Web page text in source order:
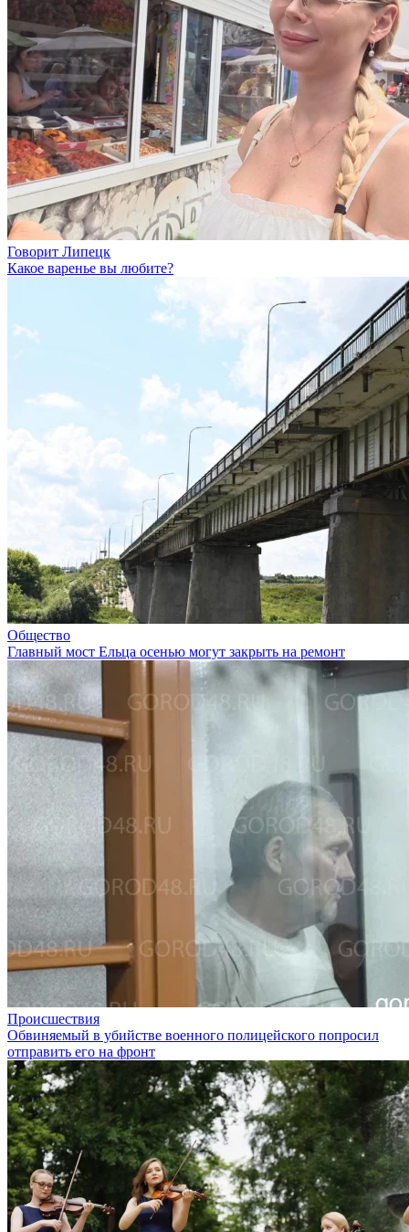
Говорит Липецк
Какое варенье вы любите?
Общество
Главный мост Ельца осенью могут закрыть на ремонт
Происшествия
Обвиняемый в убийстве военного полицейского попросил
отправить его на фронт